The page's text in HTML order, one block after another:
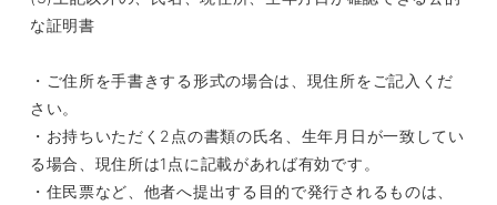
な証明書
・ご住所を手書きする形式の場合は、現住所をご記入くだ
さい。
・お持ちいただく2点の書類の氏名、生年月日が一致してい
る場合、現住所は1点に記載があれば有効です。
・住民票など、他者へ提出する目的で発行されるものは、